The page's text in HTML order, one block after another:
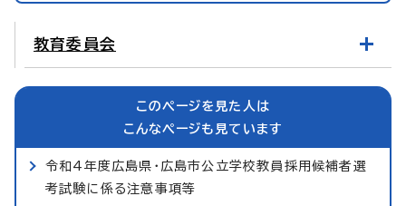
教育委員会
このページを見た人は
こんなページも見ています
令和4年度広島県・広島市公立学校教員採用候補者選
考試験に係る注意事項等